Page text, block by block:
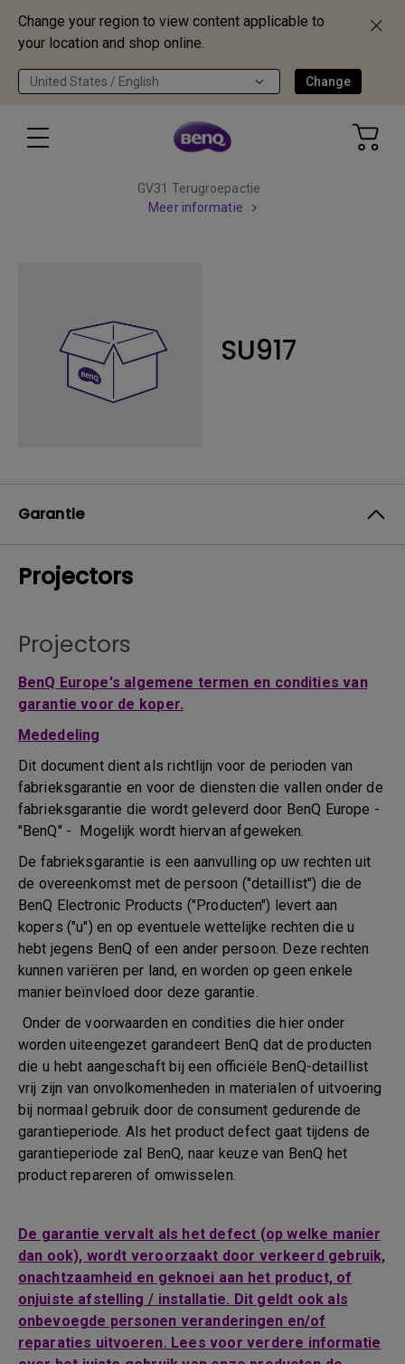
Change your region to view content applicable to
your location and shop online.
United States / English Change
GV31 Terugroepactie
Meer informatie
SU917
Garantie
Projectors
Projectors
BenQ Europe's algemene termen en condities van
garantie voor de koper.
Mededeling
Dit document dient als richtlijn voor de perioden van
fabrieksgarantie en voor de diensten die vallen onder de
fabrieksgarantie die wordt geleverd door BenQ Europe -
"BenQ" - Mogelijk wordt hiervan afgeweken.
De fabrieksgarantie is een aanvulling op uw rechten uit
de overeenkomst met de persoon ("detaillist") die de
BenQ Electronic Products ("Producten") levert aan
kopers ("u") en op eventuele wettelijke rechten die u
hebt jegens BenQ of een ander persoon. Deze rechten
kunnen variëren per land, en worden op geen enkele
manier beïnvloed door deze garantie.
Onder de voorwaarden en condities die hier onder
worden uiteengezet garandeert BenQ dat de producten
die u hebt aangeschaft bij een officiële BenQ-detaillist
vrij zijn van onvolkomenheden in materialen of uitvoering
bij normaal gebruik door de consument gedurende de
garantieperiode. Als het product defect gaat tijdens de
garantieperiode zal BenQ, naar keuze van BenQ het
product repareren of omwisselen.
De garantie vervalt als het defect (op welke manier
dan ook), wordt veroorzaakt door verkeerd gebruik,
onachtzaamheid en geknoei aan het product, of
onjuiste afstelling / installatie. Dit geldt ook als
onbevoegde personen veranderingen en/of
reparaties uitvoeren. Lees voor verdere informatie